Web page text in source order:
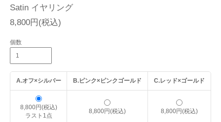
Satin イヤリング
8,800円(税込)
個数
A.オフ×シルバー B.ピンク×ピンクゴールド C.レッド×ゴールド
8,800円(税込)
ラスト1点
8,800円(税込) 8,800円(税込)